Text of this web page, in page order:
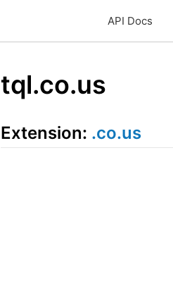
API Docs
tql.co.us
Extension: .co.us